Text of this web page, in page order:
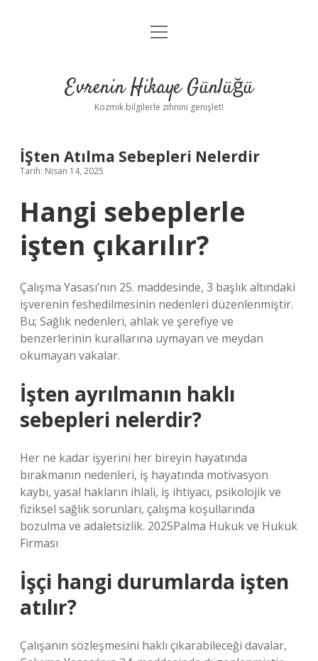
Anasayfa
Yasal Uyarı
menüyü
Evrenin Hikaye Günlüğü
Kozmik bilgilerle zihnini genişlet!
İŞten Atılma Sebepleri Nelerdir
Tarih: Nisan 14, 2025
Hangi sebeplerle
işten çıkarılır?
Çalışma Yasası’nın 25. maddesinde, 3 başlık altındaki
işverenin feshedilmesinin nedenleri düzenlenmiştir.
Bu; Sağlık nedenleri, ahlak ve şerefiye ve
benzerlerinin kurallarına uymayan ve meydan
okumayan vakalar.
İşten ayrılmanın haklı
sebepleri nelerdir?
Her ne kadar işyerini her bireyin hayatında
bırakmanın nedenleri, iş hayatında motivasyon
kaybı, yasal hakların ihlali, iş ihtiyacı, psikolojik ve
fiziksel sağlık sorunları, çalışma koşullarında
bozulma ve adaletsizlik. 2025Palma Hukuk ve Hukuk
Firması
İşçi hangi durumlarda işten
atılır?
Çalışanın sözleşmesini haklı çıkarabileceği davalar,